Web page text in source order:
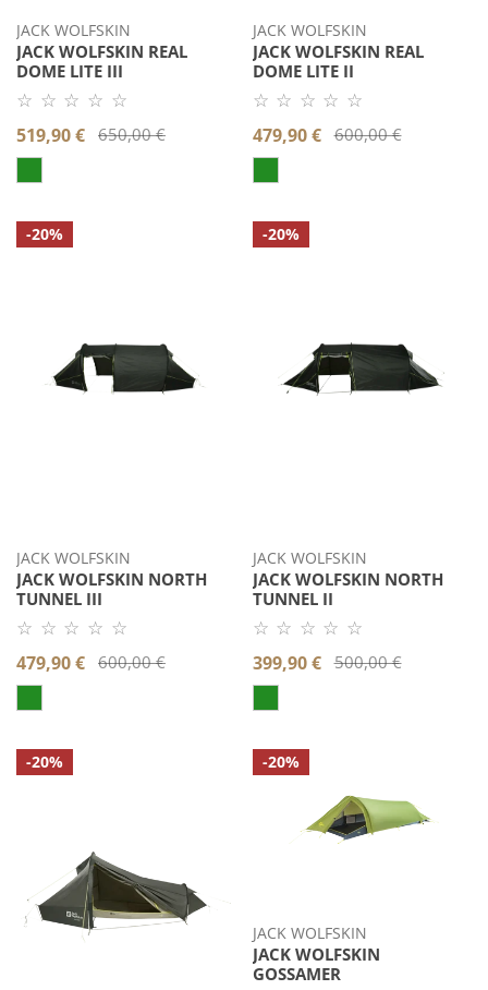
JACK WOLFSKIN
JACK WOLFSKIN REAL
DOME LITE III
☆ ☆ ☆ ☆ ☆
Noch
keine
Bewertung.
Produkt
bewerten.
Verkaufspreis
519,90 €
Regulärer
Preis
650,00 €
JACK WOLFSKIN
JACK WOLFSKIN REAL
DOME LITE II
☆ ☆ ☆ ☆ ☆
Noch
keine
Bewertung.
Produkt
bewerten.
Verkaufspreis
479,90 €
Regulärer
Preis
600,00 €
Jack
Wolfskin
-20%
JACK WOLFSKIN
JACK WOLFSKIN NORTH
TUNNEL III
☆ ☆ ☆ ☆ ☆
Noch
keine
Bewertung.
Produkt
bewerten.
Verkaufspreis
479,90 €
Regulärer
Preis
600,00 €
Jack
Wolfskin
-20%
JACK WOLFSKIN
JACK WOLFSKIN NORTH
TUNNEL II
☆ ☆ ☆ ☆ ☆
Noch
keine
Bewertung.
Produkt
bewerten.
Verkaufspreis
399,90 €
Regulärer
Preis
500,00 €
Jack
Wolfskin
-20%
Jack
Wolfskin
GOSSAMER
-20%
JACK WOLFSKIN
JACK WOLFSKIN
GOSSAMER